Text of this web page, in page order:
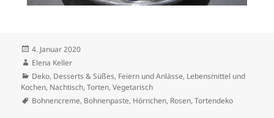
4. Januar 2020
Elena Keller
Deko, Desserts & Süßes, Feiern und Anlässe, Lebensmittel und
Kochen, Nachtisch,Torten,Vegetarisch
Bohnencreme, Bohnenpaste, Hörnchen, Rosen,Tortendeko